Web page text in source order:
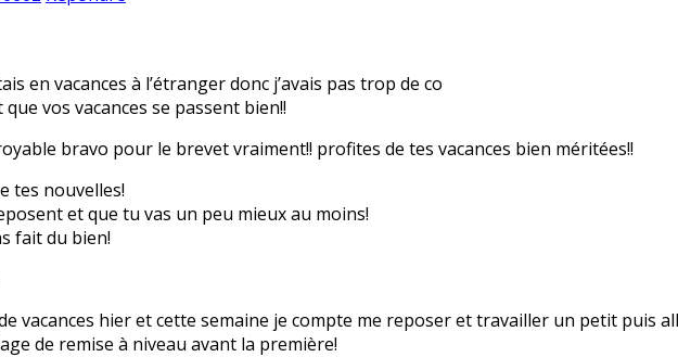
en vacances à l’étranger donc j’avais pas trop de co
vos vacances se passent bien!!
bravo pour le brevet vraiment!! profites de tes vacances bien méritées!!
tes nouvelles!
et que tu vas un peu mieux au moins!
fait du bien!
vacances hier et cette semaine je compte me reposer et travailler un petit puis
de remise à niveau avant la première!